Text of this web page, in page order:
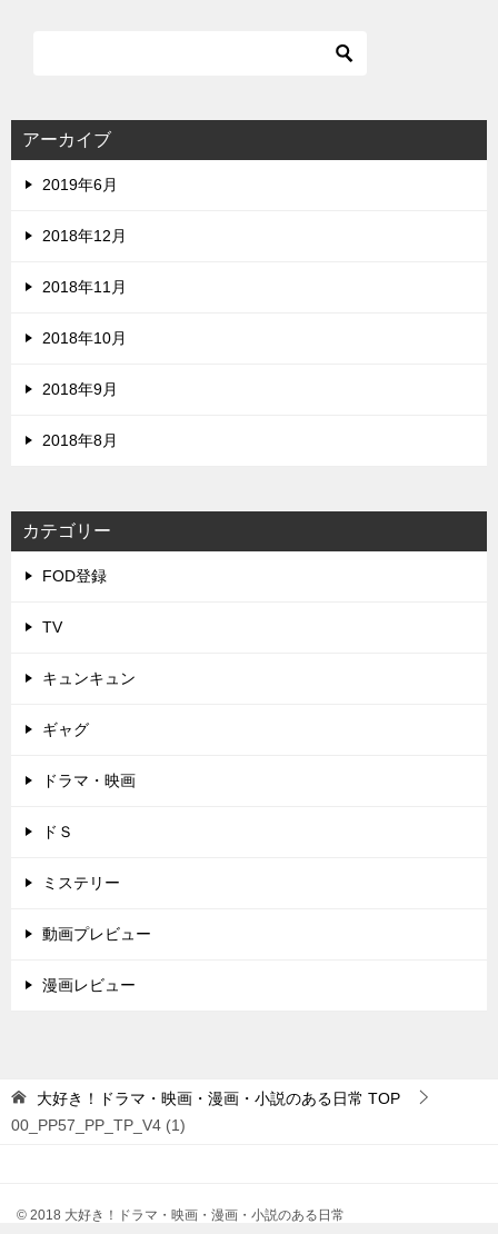
アーカイブ
2019年6月
2018年12月
2018年11月
2018年10月
2018年9月
2018年8月
カテゴリー
FOD登録
TV
キュンキュン
ギャグ
ドラマ・映画
ドＳ
ミステリー
動画プレビュー
漫画レビュー
大好き！ドラマ・映画・漫画・小説のある日常 TOP
00_PP57_PP_TP_V4 (1)
© 2018 大好き！ドラマ・映画・漫画・小説のある日常